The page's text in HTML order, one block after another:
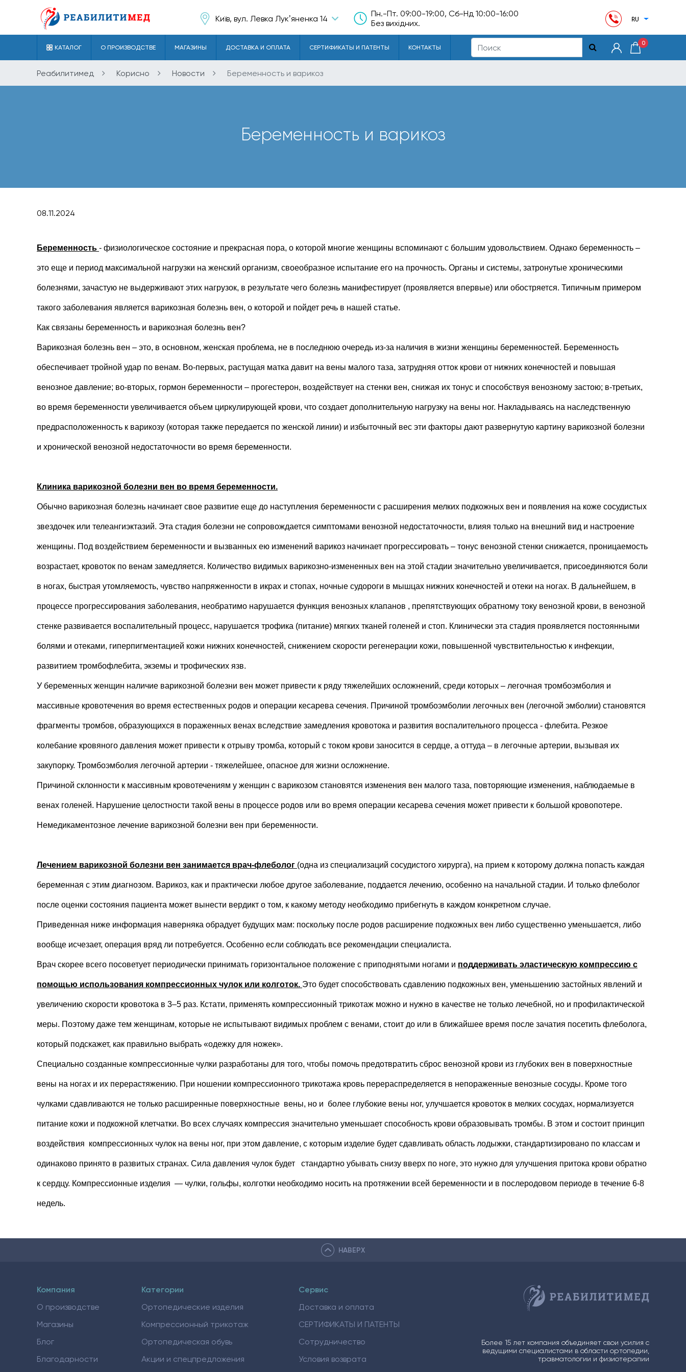
Київ, вул. Левка Лукʼяненка 14
Пн.-Пт. 09:00-19:00, Сб-Нд 10:00-16:00
Без вихідних.
КАТАЛОГ О ПРОИЗВОДСТВЕ МАГАЗИНЫ ДОСТАВКА И ОПЛАТА СЕРТИФИКАТЫ И ПАТЕНТЫ КОНТАКТЫ
0
Реабилитимед Кориснo Новости Беременность и варикоз
Беременность и варикоз
08.11.2024
Беременность - физиологическое состояние и прекрасная пора, о которой многие женщины вспоминают с большим удовольствием. Однако беременность –
это еще и период максимальной нагрузки на женский организм, своеобразное испытание его на прочность. Органы и системы, затронутые хроническими
болезнями, зачастую не выдерживают этих нагрузок, в результате чего болезнь манифестирует (проявляется впервые) или обостряется. Типичным примером
такого заболевания является варикозная болезнь вен, о которой и пойдет речь в нашей статье.
Как связаны беременность и варикозная болезнь вен?
Варикозная болезнь вен – это, в основном, женская проблема, не в последнюю очередь из-за наличия в жизни женщины беременностей. Беременность
обеспечивает тройной удар по венам. Во-первых, растущая матка давит на вены малого таза, затрудняя отток крови от нижних конечностей и повышая
венозное давление; во-вторых, гормон беременности – прогестерон, воздействует на стенки вен, снижая их тонус и способствуя венозному застою; в-третьих,
во время беременности увеличивается объем циркулирующей крови, что создает дополнительную нагрузку на вены ног. Накладываясь на наследственную
предрасположенность к варикозу (которая также передается по женской линии) и избыточный вес эти факторы дают развернутую картину варикозной болезни
и хронической венозной недостаточности во время беременности.
Клиника варикозной болезни вен во время беременности.
Обычно варикозная болезнь начинает свое развитие еще до наступления беременности с расширения мелких подкожных вен и появления на коже сосудистых
звездочек или телеангиэктазий. Эта стадия болезни не сопровождается симптомами венозной недостаточности, влияя только на внешний вид и настроение
женщины. Под воздействием беременности и вызванных ею изменений варикоз начинает прогрессировать – тонус венозной стенки снижается, проницаемость
возрастает, кровоток по венам замедляется. Количество видимых варикозно-измененных вен на этой стадии значительно увеличивается, присоединяются боли
в ногах, быстрая утомляемость, чувство напряженности в икрах и стопах, ночные судороги в мышцах нижних конечностей и отеки на ногах. В дальнейшем, в
процессе прогрессирования заболевания, необратимо нарушается функция венозных клапанов , препятствующих обратному току венозной крови, в венозной
стенке развивается воспалительный процесс, нарушается трофика (питание) мягких тканей голеней и стоп. Клинически эта стадия проявляется постоянными
болями и отеками, гиперпигментацией кожи нижних конечностей, снижением скорости регенерации кожи, повышенной чувствительностью к инфекции,
развитием тромбофлебита, экземы и трофических язв.
У беременных женщин наличие варикозной болезни вен может привести к ряду тяжелейших осложнений, среди которых – легочная тромбоэмболия и
массивные кровотечения во время естественных родов и операции кесарева сечения. Причиной тромбоэмболии легочных вен (легочной эмболии) становятся
фрагменты тромбов, образующихся в пораженных венах вследствие замедления кровотока и развития воспалительного процесса - флебита. Резкое
колебание кровяного давления может привести к отрыву тромба, который с током крови заносится в сердце, а оттуда – в легочные артерии, вызывая их
закупорку. Тромбоэмболия легочной артерии - тяжелейшее, опасное для жизни осложнение.
Причиной склонности к массивным кровотечениям у женщин с варикозом становятся изменения вен малого таза, повторяющие изменения, наблюдаемые в
венах голеней. Нарушение целостности такой вены в процессе родов или во время операции кесарева сечения может привести к большой кровопотере.
Немедикаментозное лечение варикозной болезни вен при беременности.
Лечением варикозной болезни вен занимается врач-флеболог (одна из специализаций сосудистого хирурга), на прием к которому должна попасть каждая
беременная с этим диагнозом. Варикоз, как и практически любое другое заболевание, поддается лечению, особенно на начальной стадии. И только флеболог
после оценки состояния пациента может вынести вердикт о том, к какому методу необходимо прибегнуть в каждом конкретном случае.
Приведенная ниже информация наверняка обрадует будущих мам: поскольку после родов расширение подкожных вен либо существенно уменьшается, либо
вообще исчезает, операция вряд ли потребуется. Особенно если соблюдать все рекомендации специалиста.
Врач скорее всего посоветует периодически принимать горизонтальное положение с приподнятыми ногами и поддерживать эластическую компрессию с
помощью использования компрессионных чулок или колготок. Это будет способствовать сдавлению подкожных вен, уменьшению застойных явлений и
увеличению скорости кровотока в 3–5 раз. Кстати, применять компрессионный трикотаж можно и нужно в качестве не только лечебной, но и профилактической
меры. Поэтому даже тем женщинам, которые не испытывают видимых проблем с венами, стоит до или в ближайшее время после зачатия посетить флеболога,
который подскажет, как правильно выбрать «одежку для ножек».
Специально созданные компрессионные чулки разработаны для того, чтобы помочь предотвратить сброс венозной крови из глубоких вен в поверхностные
вены на ногах и их перерастяжению. При ношении компрессионного трикотажа кровь перераспределяется в непораженные венозные сосуды. Кроме того
чулками сдавливаются не только расширенные поверхностные вены, но и более глубокие вены ног, улучшается кровоток в мелких сосудах, нормализуется
питание кожи и подкожной клетчатки. Во всех случаях компрессия значительно уменьшает способность крови образовывать тромбы. В этом и состоит принцип
воздействия компрессионных чулок на вены ног, при этом давление, с которым изделие будет сдавливать область лодыжки, стандартизировано по классам и
одинаково принято в развитых странах. Сила давления чулок будет стандартно убывать снизу вверх по ноге, это нужно для улучшения притока крови обратно
к сердцу. Компрессионные изделия — чулки, гольфы, колготки необходимо носить на протяжении всей беременности и в послеродовом периоде в течение 6-8
недель.
НАВЕРХ
Компания
О производстве
Магазины
Блог
Благодарности
Категории
Ортопедические изделия
Компрессионный трикотаж
Ортопедическая обувь
Акции и спецпредложения
Сервис
Доставка и оплата
СЕРТИФИКАТЫ И ПАТЕНТЫ
Сотрудничество
Условия возврата
Более 15 лет компания объединяет свои усилия с
ведущими специалистами в области ортопедии,
травматологии и физиотерапии